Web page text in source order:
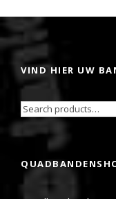
VIND HIER UW